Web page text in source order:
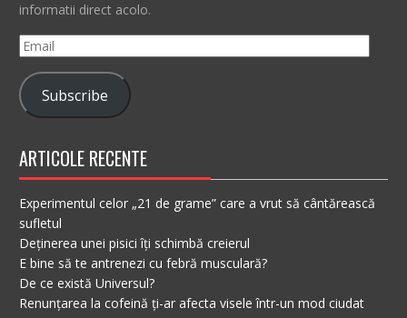
informatii direct acolo.
Email
Subscribe
ARTICOLE RECENTE
Experimentul celor „21 de grame” care a vrut să cântărească
sufletul
Deținerea unei pisici îți schimbă creierul
E bine să te antrenezi cu febră musculară?
De ce există Universul?
Renunțarea la cofeină ți-ar afecta visele într-un mod ciudat